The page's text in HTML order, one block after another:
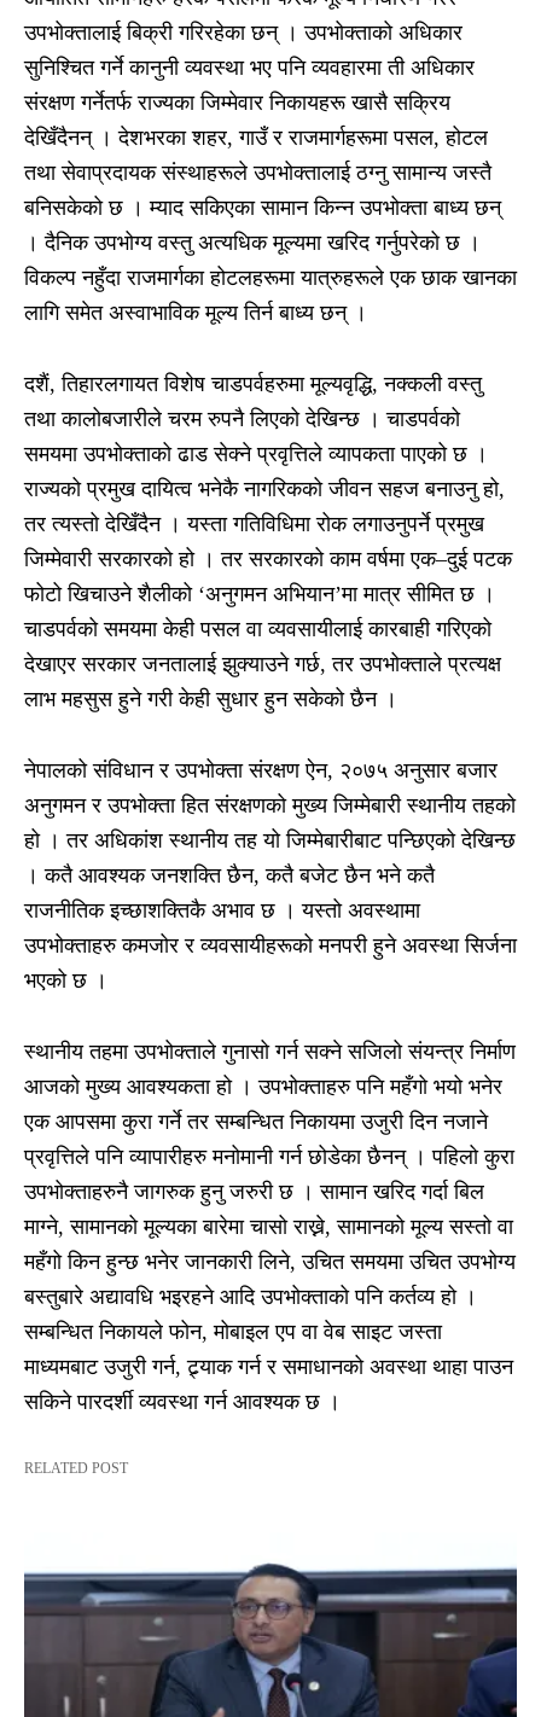
उपभोक्तालाई बिक्री गरिरहेका छन् । उपभोक्ताको अधिकार
सुनिश्चित गर्ने कानुनी व्यवस्था भए पनि व्यवहारमा ती अधिकार
संरक्षण गर्नेतर्फ राज्यका जिम्मेवार निकायहरू खासै सक्रिय
देखिँदैनन् । देशभरका शहर, गाउँ र राजमार्गहरूमा पसल, होटल
तथा सेवाप्रदायक संस्थाहरूले उपभोक्तालाई ठग्नु सामान्य जस्तै
बनिसकेको छ । म्याद सकिएका सामान किन्न उपभोक्ता बाध्य छन्
। दैनिक उपभोग्य वस्तु अत्यधिक मूल्यमा खरिद गर्नुपरेको छ ।
विकल्प नहुँदा राजमार्गका होटलहरूमा यात्रुहरूले एक छाक खानका
लागि समेत अस्वाभाविक मूल्य तिर्न बाध्य छन् ।
दशैं, तिहारलगायत विशेष चाडपर्वहरुमा मूल्यवृद्धि, नक्कली वस्तु
तथा कालोबजारीले चरम रुपनै लिएको देखिन्छ । चाडपर्वको
समयमा उपभोक्ताको ढाड सेक्ने प्रवृत्तिले व्यापकता पाएको छ ।
राज्यको प्रमुख दायित्व भनेकै नागरिकको जीवन सहज बनाउनु हो,
तर त्यस्तो देखिँदैन । यस्ता गतिविधिमा रोक लगाउनुपर्ने प्रमुख
जिम्मेवारी सरकारको हो । तर सरकारको काम वर्षमा एक–दुई पटक
फोटो खिचाउने शैलीको ‘अनुगमन अभियान’मा मात्र सीमित छ ।
चाडपर्वको समयमा केही पसल वा व्यवसायीलाई कारबाही गरिएको
देखाएर सरकार जनतालाई झुक्याउने गर्छ, तर उपभोक्ताले प्रत्यक्ष
लाभ महसुस हुने गरी केही सुधार हुन सकेको छैन ।
नेपालको संविधान र उपभोक्ता संरक्षण ऐन, २०७५ अनुसार बजार
अनुगमन र उपभोक्ता हित संरक्षणको मुख्य जिम्मेबारी स्थानीय तहको
हो । तर अधिकांश स्थानीय तह यो जिम्मेबारीबाट पन्छिएको देखिन्छ
। कतै आवश्यक जनशक्ति छैन, कतै बजेट छैन भने कतै
राजनीतिक इच्छाशक्तिकै अभाव छ । यस्तो अवस्थामा
उपभोक्ताहरु कमजोर र व्यवसायीहरूको मनपरी हुने अवस्था सिर्जना
भएको छ ।
स्थानीय तहमा उपभोक्ताले गुनासो गर्न सक्ने सजिलो संयन्त्र निर्माण
आजको मुख्य आवश्यकता हो । उपभोक्ताहरु पनि महँगो भयो भनेर
एक आपसमा कुरा गर्ने तर सम्बन्धित निकायमा उजुरी दिन नजाने
प्रवृत्तिले पनि व्यापारीहरु मनोमानी गर्न छोडेका छैनन् । पहिलो कुरा
उपभोक्ताहरुनै जागरुक हुनु जरुरी छ । सामान खरिद गर्दा बिल
माग्ने, सामानको मूल्यका बारेमा चासो राख्ने, सामानको मूल्य सस्तो वा
महँगो किन हुन्छ भनेर जानकारी लिने, उचित समयमा उचित उपभोग्य
बस्तुबारे अद्यावधि भइरहने आदि उपभोक्ताको पनि कर्तव्य हो ।
सम्बन्धित निकायले फोन, मोबाइल एप वा वेब साइट जस्ता
माध्यमबाट उजुरी गर्न, ट्र्याक गर्न र समाधानको अवस्था थाहा पाउन
सकिने पारदर्शी व्यवस्था गर्न आवश्यक छ ।
RELATED POST